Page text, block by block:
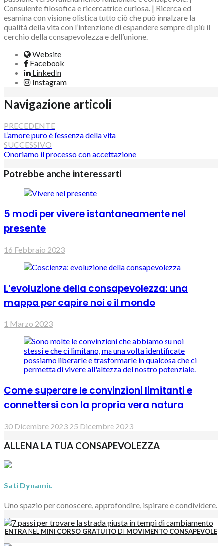
Consulente filosofica e ricercatrice curiosa. | Ricerca ed
esamina con visione olistica tutto ciò che può innalzare la
qualità della vita con l’intenzione di espandere sempre di più il
cerchio della consapevolezza e dell’unione.
Website
Facebook
LinkedIn
Instagram
Navigazione articoli
PRECEDENTE
L’amore puro è l’essenza della vita
SUCCESSIVO
Onoriamo il processo con accettazione
Potrebbe anche interessarti
5 modi per vivere istantaneamente nel
presente
16 Febbraio 2023
L’evoluzione della consapevolezza: una
mappa per capire noi e il mondo
1 Marzo 2023
Come superare le convinzioni limitanti e
connettersi con la propria vera natura
30 Dicembre 2023 25 Dicembre 2023
ALLENA LA TUA CONSAPEVOLEZZA
Sati Dynamic
Uno spazio per conoscere, approfondire, ispirare e condividere.
ENTRANEL MINI CORSO GRATUITODI MOVIMENTO CONSAPEVOLE